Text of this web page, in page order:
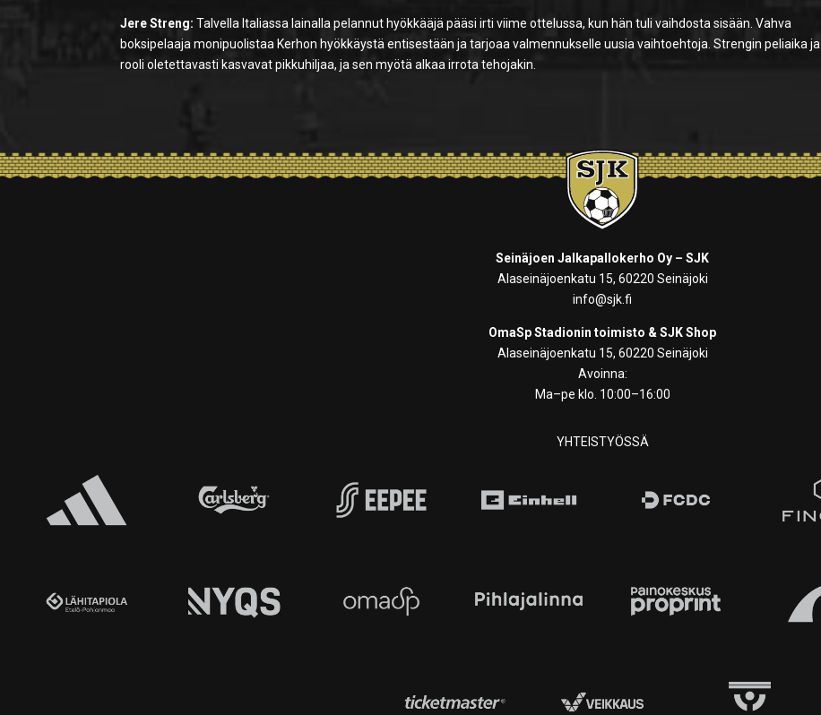
Jere Streng: Talvella Italiassa lainalla pelannut hyökkääjä pääsi irti viime ottelussa, kun hän tuli vaihdosta sisään. Vahva
boksipelaaja monipuolistaa Kerhon hyökkäystä entisestään ja tarjoaa valmennukselle uusia vaihtoehtoja. Strengin peliaika ja
rooli oletettavasti kasvavat pikkuhiljaa, ja sen myötä alkaa irrota tehojakin.
Seinäjoen Jalkapallokerho Oy – SJK
Alaseinäjoenkatu 15, 60220 Seinäjoki
info@sjk.fi
OmaSp Stadionin toimisto & SJK Shop
Alaseinäjoenkatu 15, 60220 Seinäjoki
Avoinna:
Ma–pe klo. 10:00–16:00
YHTEISTYÖSSÄ